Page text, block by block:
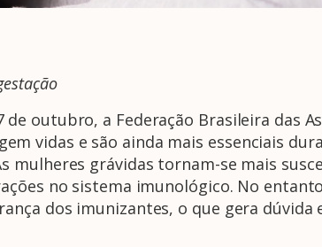
de outubro, a Federação Brasileira das
vidas e são ainda mais essenciais
mulheres grávidas tornam-se mais
no sistema imunológico. No
dos imunizantes, o que gera dúvida